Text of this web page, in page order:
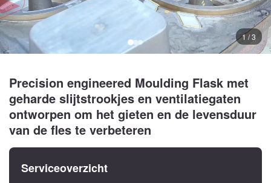
1 / 3
Precision engineered Moulding Flask met
geharde slijtstrookjes en ventilatiegaten
ontworpen om het gieten en de levensduur
van de fles te verbeteren
Serviceoverzicht